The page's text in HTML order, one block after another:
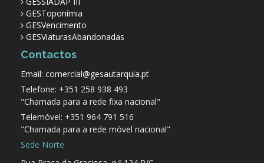
GESToponímia
GESVencimento
GESViaturasAbandonadas
Contactos
Email: comercial@gesautarquia.pt
Telefone: +351 258 938 493
"Chamada para a rede fixa nacional"
Telemóvel: +351 964 791 516
"Chamada para a rede móvel nacional"
Sede Norte